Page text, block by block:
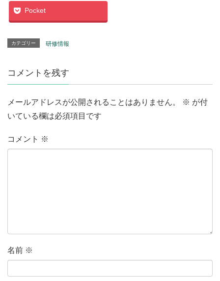
Pocket
カテゴリー 研修情報
コメントを残す
メールアドレスが公開されることはありません。 ※ が付
いている欄は必須項目です
コメント ※
名前 ※